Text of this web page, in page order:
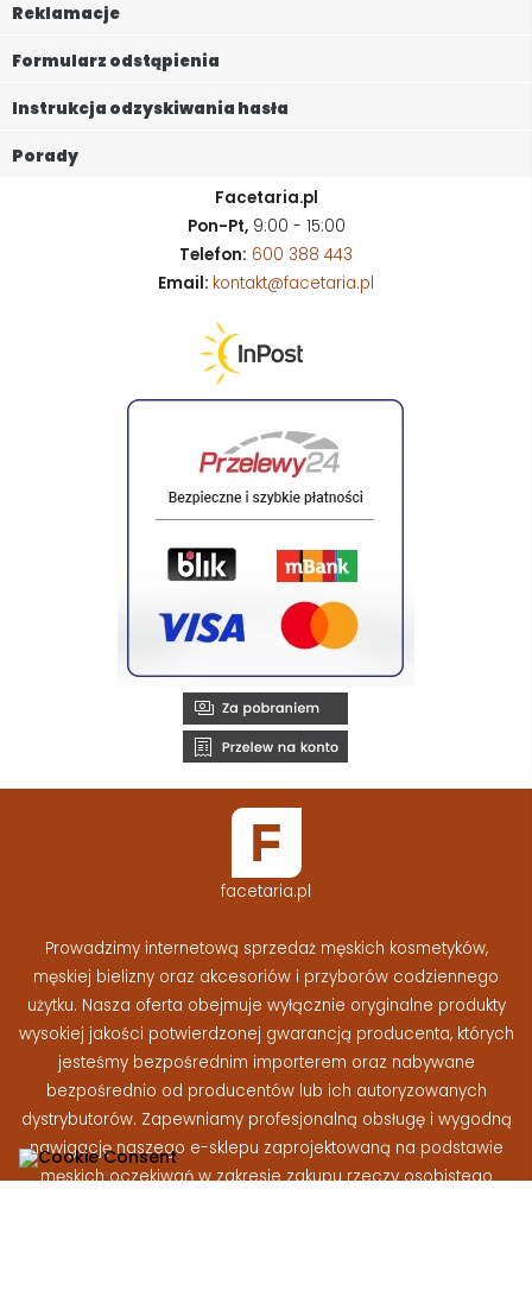
Reklamacje
Formularz odstąpienia
Instrukcja odzyskiwania hasła
Porady
Facetaria.pl
Pon-Pt,9:00 - 15:00
Telefon: 600 388 443
Email: kontakt@facetaria.pl
facetaria.pl
Prowadzimy internetową sprzedaż męskich kosmetyków,
męskiej bielizny oraz akcesoriów i przyborów codziennego
użytku. Nasza oferta obejmuje wyłącznie oryginalne produkty
wysokiej jakości potwierdzonej gwarancją producenta, których
jesteśmy bezpośrednim importerem oraz nabywane
bezpośrednio od producentów lub ich autoryzowanych
dystrybutorów. Zapewniamy profesjonalną obsługę i wygodną
nawigację naszego e-sklepu zaprojektowaną na podstawie
męskich oczekiwań w zakresie zakupu rzeczy osobistego